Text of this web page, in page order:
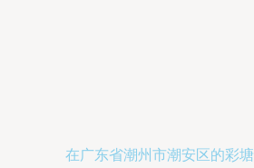
在广东省潮州市潮安区的彩